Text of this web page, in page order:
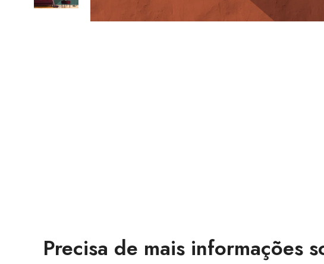
Precisa de mais informações